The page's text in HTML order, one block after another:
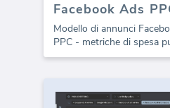
Modello di annunci
PPC - metriche di spesa